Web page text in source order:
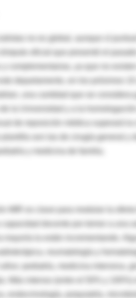
no es global, aunque sí
departamento, en los próximos
una cantidad que se considera
la Universidad y a la
de reposición médica superará
son las de cirugía general y
y medicina de familia.
docente por temor a una
mayoría la están incrementando.
reumatología y
pediatría, medicina intensiva,
Más intenso (entre el 50% y
endocrinología, psiquiatría,